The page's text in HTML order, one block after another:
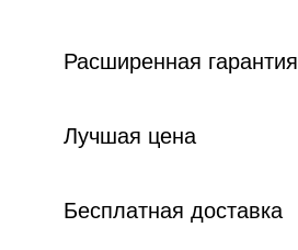
Расширенная гарантия
Лучшая цена
Бесплатная доставка